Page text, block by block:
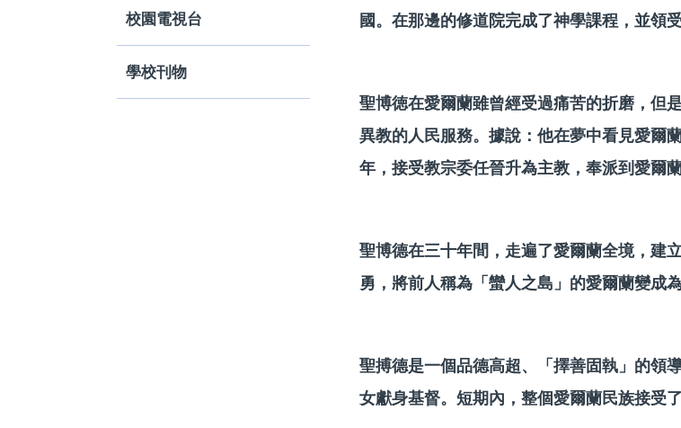
校園電視台
學校刊物
國。在那邊的修道院完成了神學課程，並領
聖博徳在愛爾蘭雖曾經受過痛苦的折磨，但
異教的人民服務。據說：他在夢中看見愛爾
年，接受教宗委任晉升為主教，奉派到愛爾
聖博德在三十年間，走遍了愛爾蘭全境，建
勇，將前人稱為「蠻人之島」的愛爾蘭變成
聖搏德是一個品德高超、「擇善固執」的領
女獻身基督。短期內，整個愛爾蘭民族接受